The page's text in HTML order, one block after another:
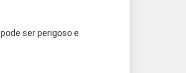
ser perigoso e